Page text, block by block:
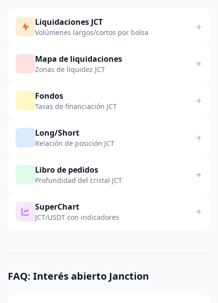
Liquidaciones JCT
Volúmenes largos/cortos por bolsa
Mapa de liquidaciones
Zonas de liquidez JCT
Fondos
Tasas de financiación JCT
Long/Short
Relación de posición JCT
Libro de pedidos
Profundidad del cristal JCT
SuperChart
JCT/USDT con indicadores
FAQ: Interés abierto Janction